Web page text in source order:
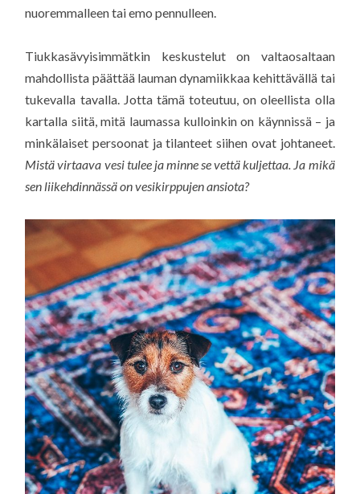
nuoremmalleen tai emo pennulleen.
Tiukkasävyisimmätkin keskustelut on valtaosaltaan
mahdollista päättää lauman dynamiikkaa kehittävällä tai
tukevalla tavalla. Jotta tämä toteutuu, on oleellista olla
kartalla siitä, mitä laumassa kulloinkin on käynnissä – ja
minkälaiset persoonat ja tilanteet siihen ovat johtaneet.
Mistä virtaava vesi tulee ja minne se vettä kuljettaa. Ja mikä
sen liikehdinnässä on vesikirppujen ansiota?